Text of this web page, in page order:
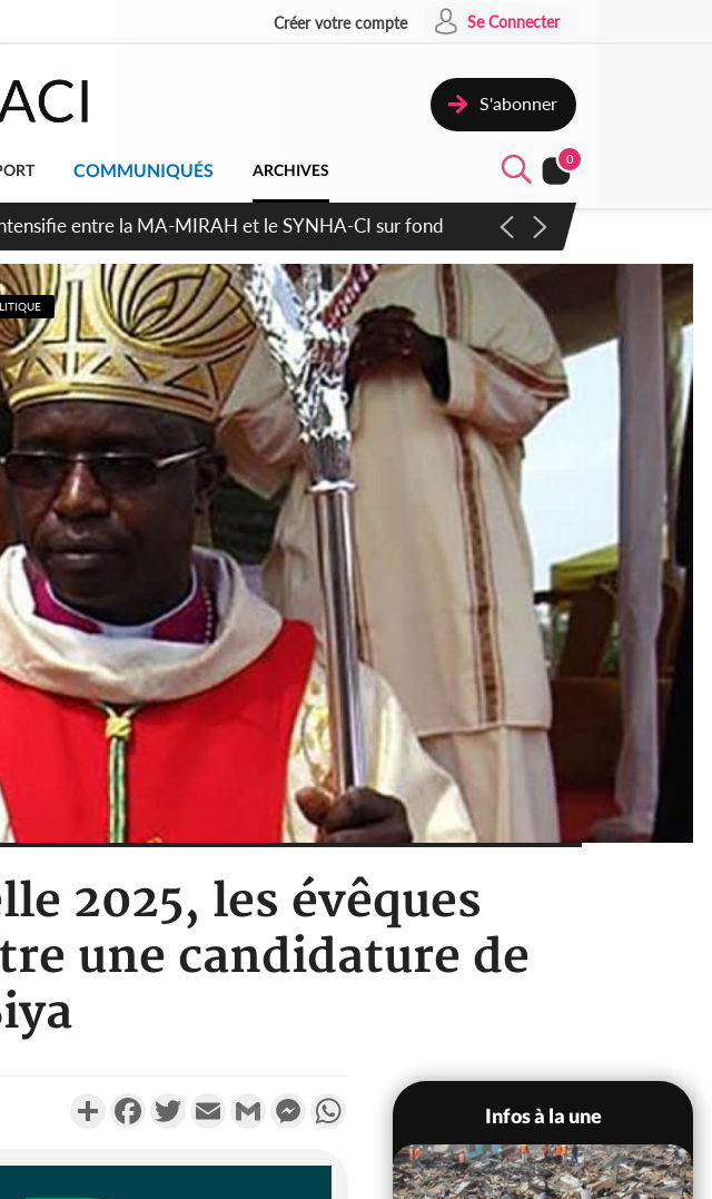
Créer votre compte Se Connecter
S'abonner
COMMUNIQUÉS ARCHIVES
0
environnement démocratique plus apaisé
2025, les évêques
une candidature de
PartagerFacebookTwitterEmail Gmail MessengerWhatsApp
Infos à la une